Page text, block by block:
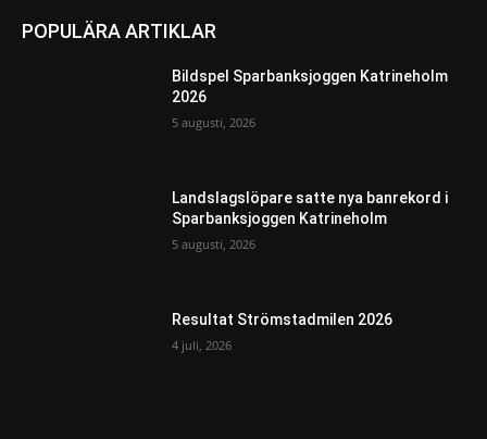
POPULÄRA ARTIKLAR
Bildspel Sparbanksjoggen Katrineholm
2026
5 augusti, 2026
Landslagslöpare satte nya banrekord i
Sparbanksjoggen Katrineholm
5 augusti, 2026
Resultat Strömstadmilen 2026
4 juli, 2026